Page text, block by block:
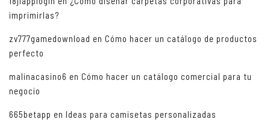
imprimirlas?
zv777gamedownload en Cómo hacer un catálogo de productos
perfecto
malinacasino6 en Cómo hacer un catálogo comercial para tu
negocio
665betapp en Ideas para camisetas personalizadas